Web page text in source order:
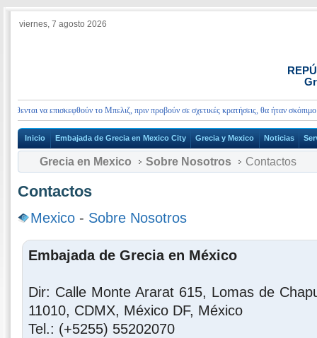
viernes, 7 agosto 2026
να επισκεφθούν το Μπελιζ, πριν προβούν σε σχετικές κρατήσεις, θα ήταν σκόπιμο
Inicio Embajada de Grecia en Mexico City Grecia y Mexico Noticias
Grecia en Mexico Sobre Nosotros Contactos
Contactos
Mexico - Sobre Nosotros
Embajada de Grecia en México
Dir: Calle Monte Ararat 615, Lomas de
11010, CDMX, México DF, México
Tel.: (+5255) 55202070